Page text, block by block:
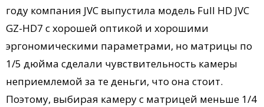
году компания JVC выпустила модель Full HD JVC
GZ-HD7 с хорошей оптикой и хорошими
эргономическими параметрами, но матрицы по
1/5 дюйма сделали чувствительность камеры
неприемлемой за те деньги, что она стоит.
Поэтому, выбирая камеру с матрицей меньше 1/4